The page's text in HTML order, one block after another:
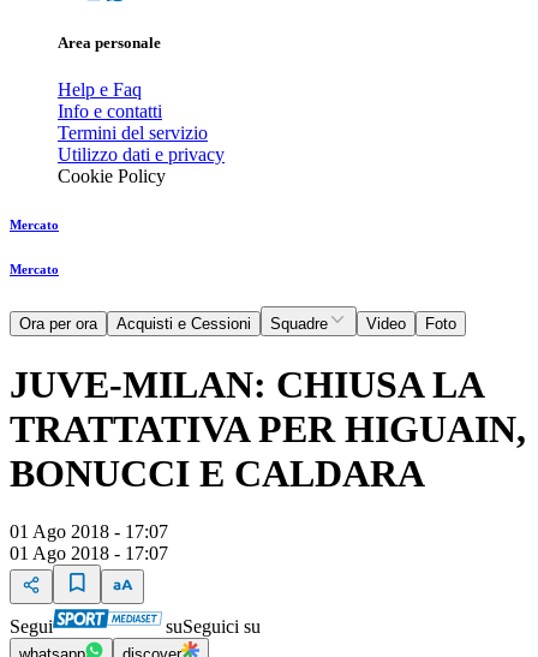
Area personale
Help e Faq
Info e contatti
Termini del servizio
Utilizzo dati e privacy
Cookie Policy
Mercato
Mercato
Ora per ora Acquisti e Cessioni Squadre Video Foto
JUVE-MILAN: CHIUSA LA
TRATTATIVA PER HIGUAIN,
BONUCCI E CALDARA
01 Ago 2018 - 17:07
01 Ago 2018 - 17:07
Segui suSeguici su